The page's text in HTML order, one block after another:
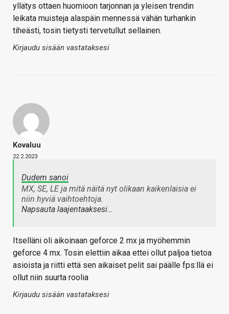
yllätys ottaen huomioon tarjonnan ja yleisen trendin
leikata muisteja alaspäin mennessä vähän turhankin
tiheästi, tosin tietysti tervetullut sellainen.
Kirjaudu sisään vastataksesi
Kovaluu
22.2.2023
Dudem sanoi
MX, SE, LE ja mitä näitä nyt olikaan kaikenlaisia ei
niin hyviä vaihtoehtoja.
Napsauta laajentaaksesi…
Itselläni oli aikoinaan geforce 2 mx ja myöhemmin
geforce 4 mx. Tosin elettiin aikaa ettei ollut paljoa tietoa
asioista ja riitti että sen aikaiset pelit sai päälle fps:llä ei
ollut niin suurta roolia
Kirjaudu sisään vastataksesi